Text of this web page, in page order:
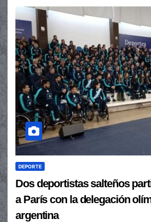
DEPORTE
Dos deportistas salteños
a París con la delegación
argentina